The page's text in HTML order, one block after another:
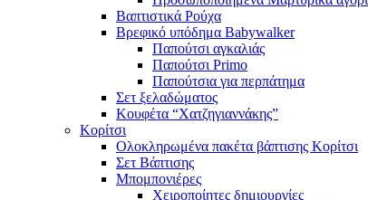
Βαπτιστικά Ρούχα
Βρεφικό υπόδημα Babywalker
Παπούτσι αγκαλιάς
Παπούτσι Primo
Παπούτσια για περπάτημα
Σετ ξελαδώματος
Κουφέτα “Χατζηγιαννάκης”
Κορίτσι
Ολοκληρωμένα πακέτα βάπτισης Κορίτσι
Σετ Βάπτισης
Μπομπονιέρες
Χειροποίητες δημιουργίες